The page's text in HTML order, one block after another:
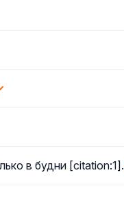
в будни [citation:1].